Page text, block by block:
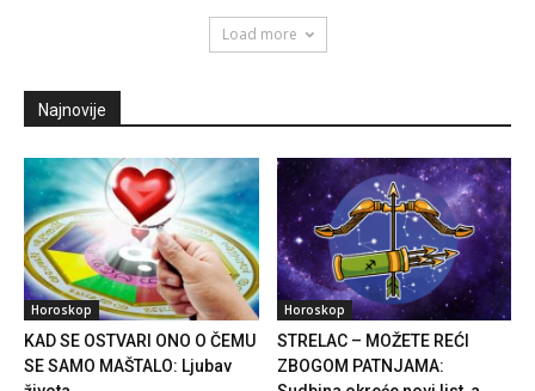
Load more
Najnovije
Horoskop
KAD SE OSTVARI ONO O ČEMU
SE SAMO MAŠTALO: Ljubav
Horoskop
STRELAC – MOŽETE REĆI
ZBOGOM PATNJAMA: